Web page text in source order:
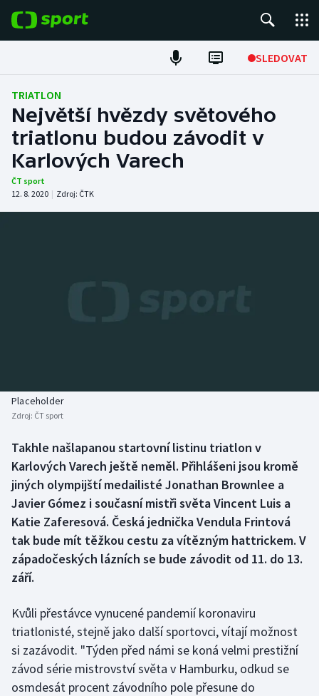
SLEDOVAT
Fotbal
Hokej
Tenis
Atletika
Biatlon
Box
Curling
Dostihy
Florbal
Golf
Gymnastika
Aplikace ČT sport
TRIATLON
Největší hvězdy světového
triatlonu budou závodit v
Karlových Varech
ČT sport
12. 8. 2020 | Zdroj: ČTK
Placeholder
Zdroj: ČT sport
Takhle našlapanou startovní listinu triatlon v
Karlových Varech ještě neměl. Přihlášeni jsou kromě
jiných olympijští medailisté Jonathan Brownlee a
Javier Gómez i současní mistři světa Vincent Luis a
Katie Zaferesová. Česká jednička Vendula Frintová
tak bude mít těžkou cestu za vítězným hattrickem. V
západočeských lázních se bude závodit od 11. do 13.
září.
Kvůli přestávce vynucené pandemií koronaviru
triatlonisté, stejně jako další sportovci, vítají možnost
si zazávodit. "Týden před námi se koná velmi prestižní
závod série mistrovství světa v Hamburku, odkud se
osmdesát procent závodního pole přesune do